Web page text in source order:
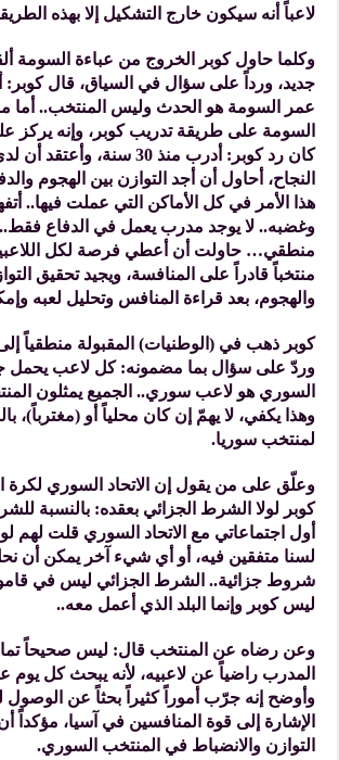
لاعباً أنه سيكون خارج التشكيل إلا بهذه
وكلما حاول كوبر الخروج من عباءة السومة
جديد، ورداً على سؤال في السياق، قال كوبر:
عمر السومة هو الحدث وليس المنتخب.. أما
السومة على طريقة تدريب كوبر، وإنه يركز
كان رد كوبر: أدرب منذ 30 سنة،
النجاح، أحاول أن أجد التوازن بين الهجوم
هذا الأمر في كل الأماكن التي عملت فيها..
وغضبه.. لا يوجد مدرب يعمل في الدفاع فقط..
منطقي… حاولت أن أعطي فرصة لكل
منتخباً قادراً على المنافسة، ويجيد تحقيق
والهجوم، بعد قراءة المنافس وتحليل لعبه
كوبر ذهب في (الوطنيات) المقبولة منطقياً
وردّ على سؤال بما مضمونه: كل لاعب يحمل
السوري هو لاعب سوري.. الجميع يمثلون
وهذا يكفي، لا يهمّ إن كان محلياً أو (مغترباً)،
لمنتخب سوريا.
وعلّق على من يقول إن الاتحاد السوري لكرة
كوبر لولا الشرط الجزائي بعقده: بالنسبة
أول اجتماعاتي مع الاتحاد السوري قلت لهم لو
لسنا متفقين فيه، أو أي شيء آخر يمكن أن
شروط جزائية.. الشرط الجزائي ليس في
ليس كوبر وإنما البلد الذي أعمل معه..
وعن رضاه عن المنتخب قال: ليس صحيحاً
المدرب راضياً عن لاعبيه، لأنه يبحث كل يوم
وأوضح إنه جرّب أموراً كثيراً بحثاً عن الوصول
الإشارة إلى قوة المنافسين في آسيا، مؤكداً
التوازن والانضباط في المنتخب السوري.